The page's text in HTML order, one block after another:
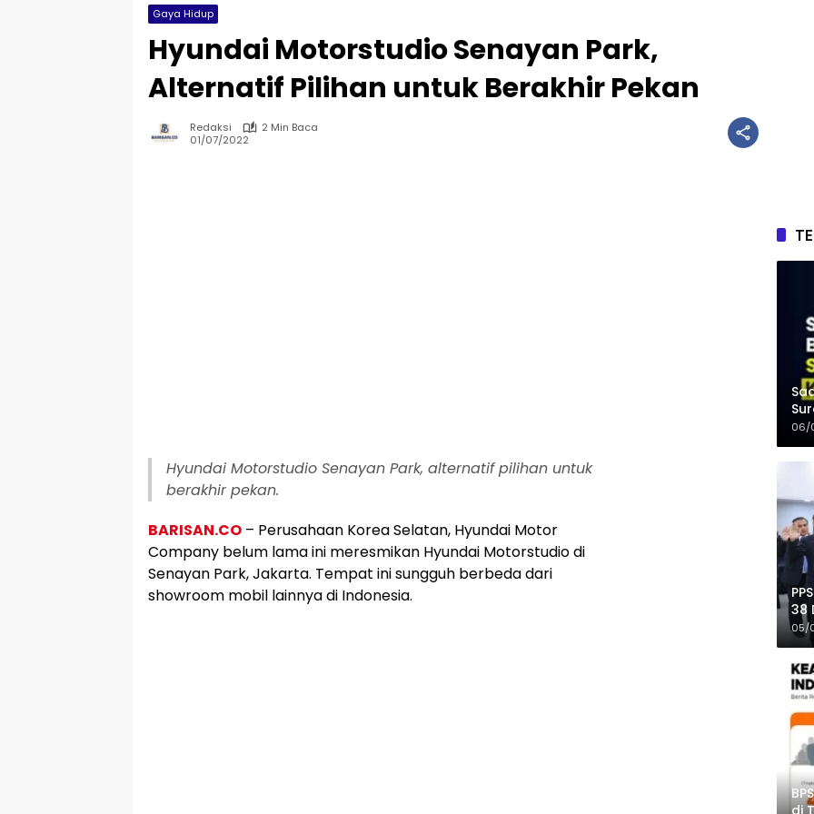
Gaya Hidup
Hyundai Motorstudio Senayan Park,
Alternatif Pilihan untuk Berakhir Pekan
Redaksi
2 Min Baca
01/07/2022
Hyundai Motorstudio Senayan Park, alternatif pilihan untuk
berakhir pekan.
BARISAN.CO – Perusahaan Korea Selatan, Hyundai Motor
Company belum lama ini meresmikan Hyundai Motorstudio di
Senayan Park, Jakarta. Tempat ini sungguh berbeda dari
showroom mobil lainnya di Indonesia.
06/
38
05/
di